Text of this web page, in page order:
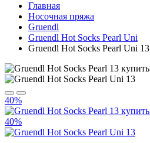
Главная
Носочная пряжа
Gruendl
Gruendl Hot Socks Pearl Uni
Gruendl Hot Socks Pearl Uni 13
40%
40%